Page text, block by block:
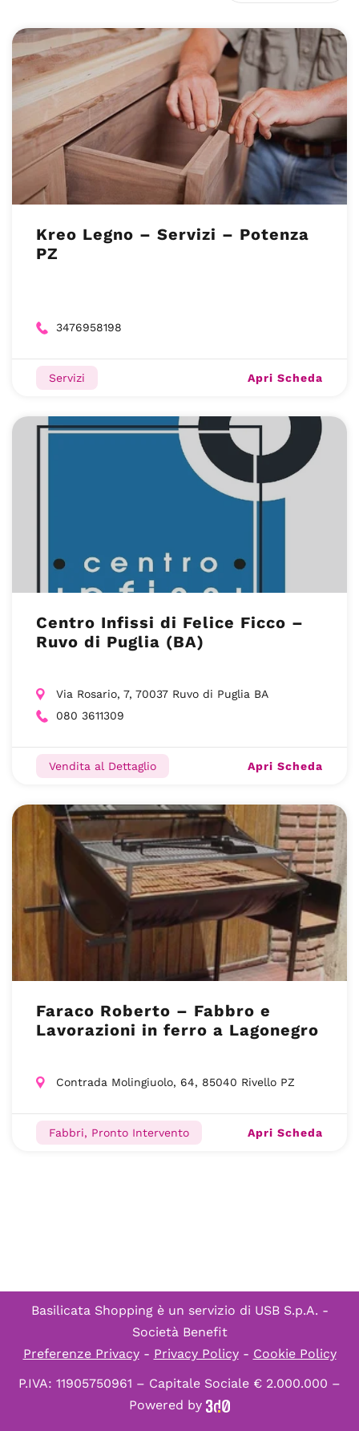
Kreo Legno – Servizi – Potenza
PZ
3476958198
Servizi Apri Scheda
Centro Infissi di Felice Ficco –
Ruvo di Puglia (BA)
Via Rosario, 7, 70037 Ruvo di Puglia BA
080 3611309
Vendita al Dettaglio Apri Scheda
Faraco Roberto – Fabbro e
Lavorazioni in ferro a Lagonegro
Contrada Molingiuolo, 64, 85040 Rivello PZ
Fabbri, Pronto Intervento Apri Scheda
Basilicata Shopping è un servizio di USB S.p.A. -
Società Benefit
Preferenze Privacy- Privacy Policy- Cookie Policy
P.IVA: 11905750961 – Capitale Sociale € 2.000.000 –
Powered by